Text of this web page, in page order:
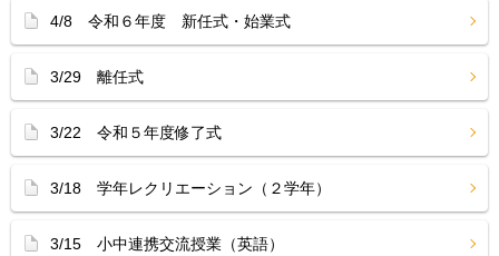
4/8 令和６年度 新任式・始業式
3/29 離任式
3/22 令和５年度修了式
3/18 学年レクリエーション（２学年）
3/15 小中連携交流授業（英語）